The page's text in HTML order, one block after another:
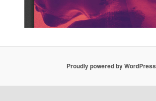
Proudly powered by WordPress